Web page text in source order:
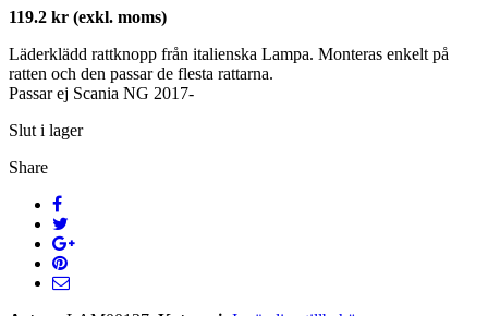
119.2 kr (exkl. moms)
Läderklädd rattknopp från italienska Lampa. Monteras enkelt på
ratten och den passar de flesta rattarna.
Passar ej Scania NG 2017-
Slut i lager
Share